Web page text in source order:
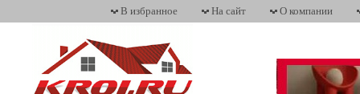
В избранное На сайт О компании